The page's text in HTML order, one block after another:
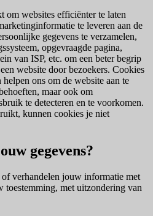
websites efficiënter te laten
te leveren aan de
gegevens te verzamelen,
opgevraagde pagina,
van ISP, etc. om een beter begrip
website door bezoekers. Cookies
ons om de website aan te
maar ook om
te detecteren en te voorkomen.
kunnen cookies je niet
gegevens?
verhandelen jouw informatie met
toestemming, met uitzondering van